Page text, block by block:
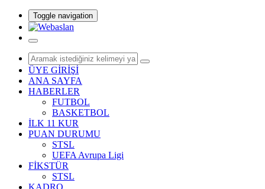
Toggle navigation
ÜYE GİRİŞİ
ANA SAYFA
HABERLER
FUTBOL
BASKETBOL
İLK 11 KUR
PUAN DURUMU
STSL
UEFA Avrupa Ligi
FİKSTÜR
STSL
KADRO